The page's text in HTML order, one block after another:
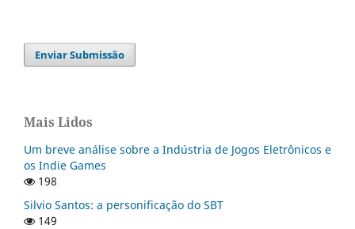
Enviar Submissão
Mais Lidos
Um breve análise sobre a Indústria de Jogos Eletrônicos e
os Indie Games
198
Silvio Santos: a personificação do SBT
149